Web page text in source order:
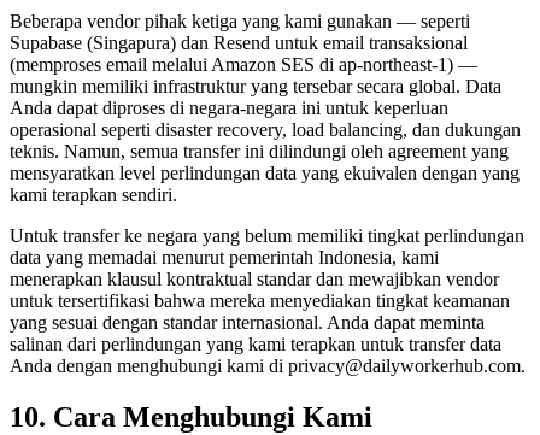
Beberapa vendor pihak ketiga yang kami gunakan — seperti
Supabase (Singapura) dan Resend untuk email transaksional
(memproses email melalui Amazon SES di ap-northeast-1) —
mungkin memiliki infrastruktur yang tersebar secara global. Data
Anda dapat diproses di negara-negara ini untuk keperluan
operasional seperti disaster recovery, load balancing, dan dukungan
teknis. Namun, semua transfer ini dilindungi oleh agreement yang
mensyaratkan level perlindungan data yang ekuivalen dengan yang
kami terapkan sendiri.
Untuk transfer ke negara yang belum memiliki tingkat perlindungan
data yang memadai menurut pemerintah Indonesia, kami
menerapkan klausul kontraktual standar dan mewajibkan vendor
untuk tersertifikasi bahwa mereka menyediakan tingkat keamanan
yang sesuai dengan standar internasional. Anda dapat meminta
salinan dari perlindungan yang kami terapkan untuk transfer data
Anda dengan menghubungi kami di privacy@dailyworkerhub.com.
10. Cara Menghubungi Kami